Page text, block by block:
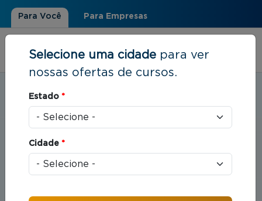
Para Você Para Empresas
Estudar em:Curitiba, PR
Você está aqui
Cursos em Direito
Selecione uma cidade para ver
nossas ofertas de cursos.
Estado *
Cidade *